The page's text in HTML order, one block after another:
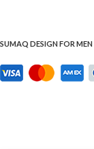
SUMAQ DESIGN FOR MEN